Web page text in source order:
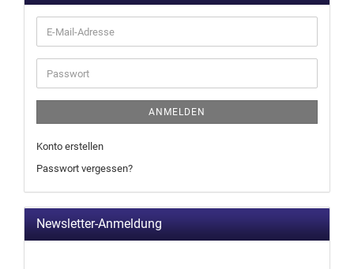
ANMELDEN
Konto erstellen
Passwort vergessen?
Newsletter-Anmeldung